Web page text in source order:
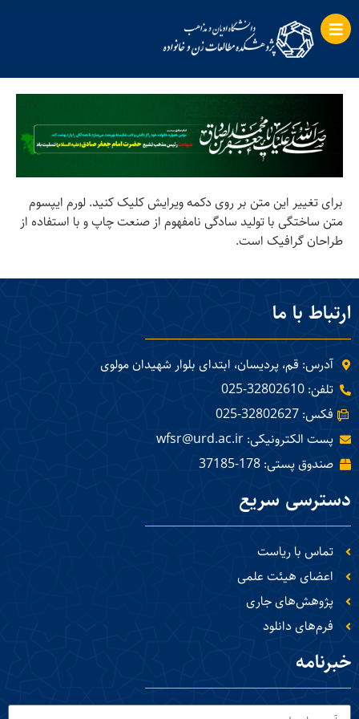
برای تغییر این متن بر روی دکمه ویرایش کلیک کنید. لورم ایپسوم
متن ساختگی با تولید سادگی نامفهوم از صنعت چاپ و با استفاده از
طراحان گرافیک است.
ارتباط با ما
آدرس: قم، پردیسان، ابتدای بلوار شهیدان مولوی
تلفن: 32802610-025
فکس: 32802627-025
پست الکترونیکی: wfsr@urd.ac.ir
صندوق پستی: 178-37185
دسترسی سریع
تماس با ریاست
اعضای هیئت علمی
پژوهش‌های جاری
فرم‌های دانلود
خبرنامه